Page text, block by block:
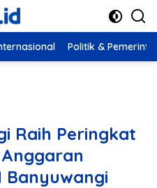
Politik &
Raih Peringkat
Banyuwangi